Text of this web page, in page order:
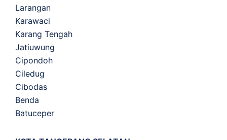
Larangan
Karawaci
Karang Tengah
Jatiuwung
Cipondoh
Ciledug
Cibodas
Benda
Batuceper